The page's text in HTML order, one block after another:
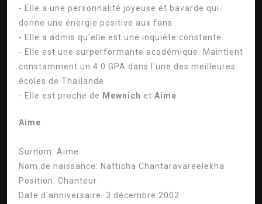
- Elle a une personnalité joyeuse et bavarde qui
donne une énergie positive aux fans
- Elle a admis qu'elle est une inquiète constante
- Elle est une surperformante académique. Maintient
constamment un 4.0 GPA dans l'une des meilleures
écoles de Thaïlande
- Elle est proche de Mewnich et Aime
Aime
Surnom: Aime
Nom de naissance: Natticha Chantaravareelekha
Position: Chanteur
Date d'anniversaire: 3 décembre 2002